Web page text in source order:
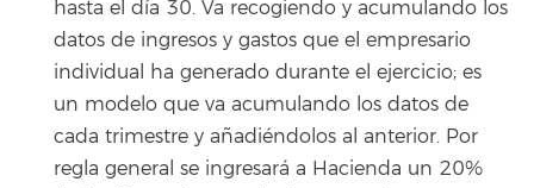
hasta el día 30. Va recogiendo y acumulando los
datos de ingresos y gastos que el empresario
individual ha generado durante el ejercicio; es
un modelo que va acumulando los datos de
cada trimestre y añadiéndolos al anterior. Por
regla general se ingresará a Hacienda un 20%